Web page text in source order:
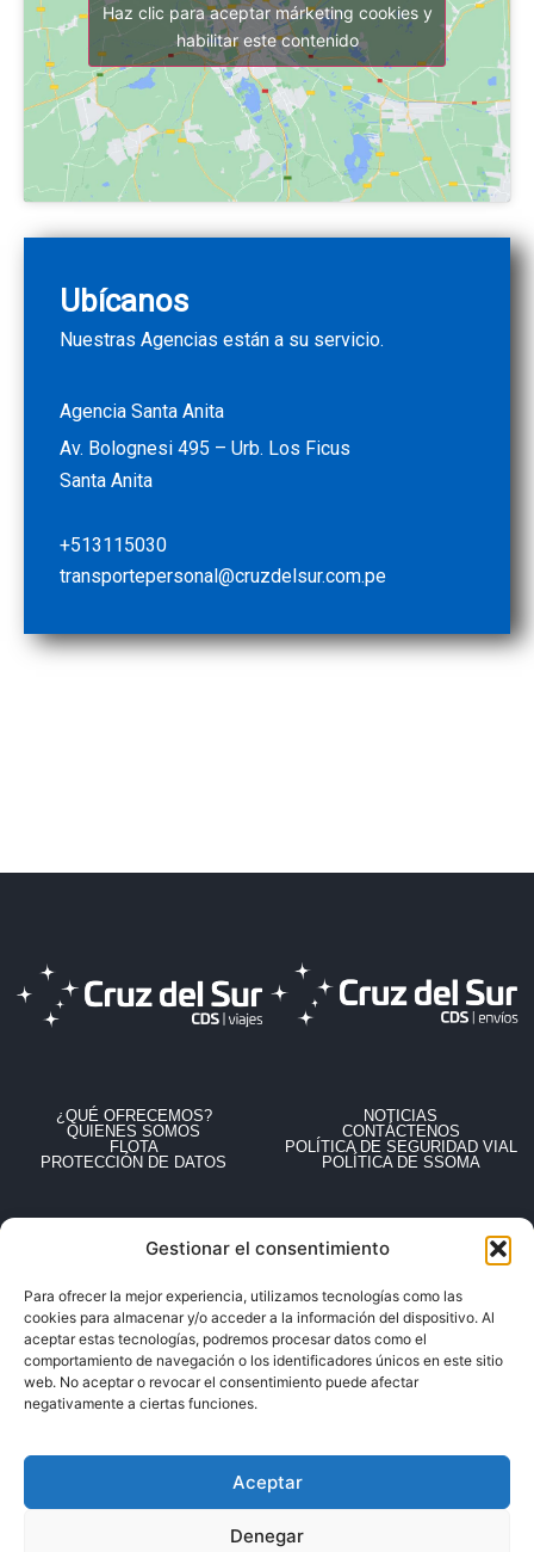
Gestionar el consentimiento
Para ofrecer la mejor experiencia, utilizamos tecnologías como las
cookies para almacenar y/o acceder a la información del dispositivo. Al
aceptar estas tecnologías, podremos procesar datos como el
comportamiento de navegación o los identificadores únicos en este sitio
web. No aceptar o revocar el consentimiento puede afectar
negativamente a ciertas funciones.
Aceptar
Denegar
Haz clic para aceptar márketing cookies y
habilitar este contenido
Ubícanos
Nuestras Agencias están a su servicio.
Agencia Santa Anita
Av. Bolognesi 495 – Urb. Los Ficus
Santa Anita
+513115030
transportepersonal@cruzdelsur.com.pe
¿QUÉ OFRECEMOS?
QUIENES SOMOS
FLOTA
PROTECCIÓN DE DATOS
NOTICIAS
CONTÁCTENOS
POLÍTICA DE SEGURIDAD VIAL
POLÍTICA DE SSOMA
ENCÓNTRANOS EN
© CRUZ DEL SUR Av. Javier Prado 1109, La Victoria - Lima Perú